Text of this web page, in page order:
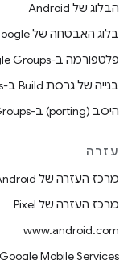
הבלוג של Android
בלוג האבטחה של Google
פלטפורמה ב-Google Groups
בנייה של גרסת Build ב-Google Groups
היסב (porting) ב-Google Groups
עזרה
מרכז העזרה של Android
מרכז העזרה של Pixel
www.android.com
Google Mobile Services